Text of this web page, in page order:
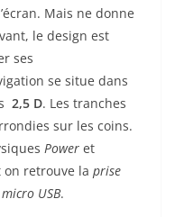
Mais ne donne
le design est
ses
se situe dans
2,5 D. Les tranches
sur les coins.
Power et
retrouve la prise
micro USB.